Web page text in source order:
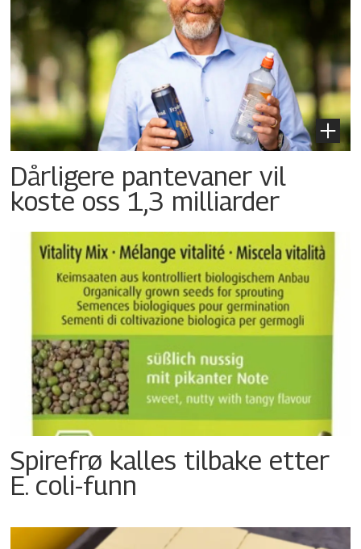
Dårligere pantevaner vil
koste oss 1,3 milliarder
Spirefrø kalles tilbake etter
E. coli-funn